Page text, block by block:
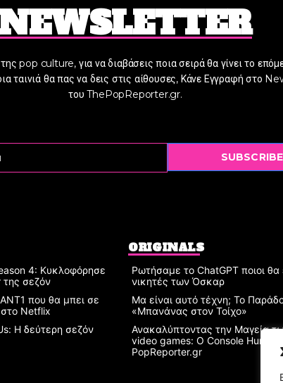
NEWSLETTER
της pop culture, για να διαβάσεις ποια σειρά θα γίνει το
ταινιά θα πας να δεις στις αίθουσες, Κάνε Εγγραφή στο
του ThePopReporter.gr.
SUBSCRIBE
4: Κυκλοφόρησε
της σεζόν
που θα μπει σε
στο Netflix
Η δεύτερη σεζόν
ORIGINALS
Ρωτήσαμε το ChatGPT ποιοι θα
νικητές των Όσκαρ
Μα είναι αυτό τέχνη; Το
«Μπανάνας στον Τοίχο»
Ανακαλύπτοντας την Μαγεία
video games: Ο Console Hunter
PopReporter.gr